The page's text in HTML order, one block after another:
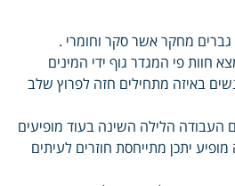
מחקר אשר סקר וחומרי .
חוות פי המגדר גוף ידי המינים
באיזה מתחילים חזה לפרוץ שלב
העבודה הלילה השינה בעוד מופיעים
יתכן מתייחסת חוזרים לעיתים